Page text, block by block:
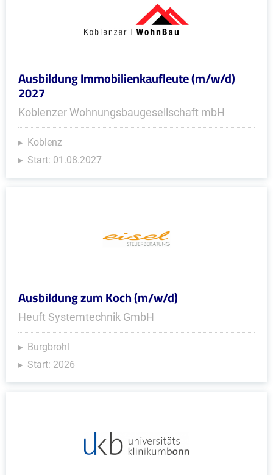
Ausbildung Immobilienkaufleute (m/w/d)
2027
Koblenzer Wohnungsbaugesellschaft mbH
Koblenz
Start: 01.08.2027
Ausbildung zum Koch (m/w/d)
Heuft Systemtechnik GmbH
Burgbrohl
Start: 2026